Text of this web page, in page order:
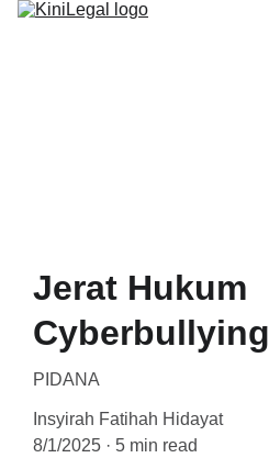
Jerat Hukum
Cyberbullying
PIDANA
Insyirah Fatihah Hidayat
8/1/2025
5 min read